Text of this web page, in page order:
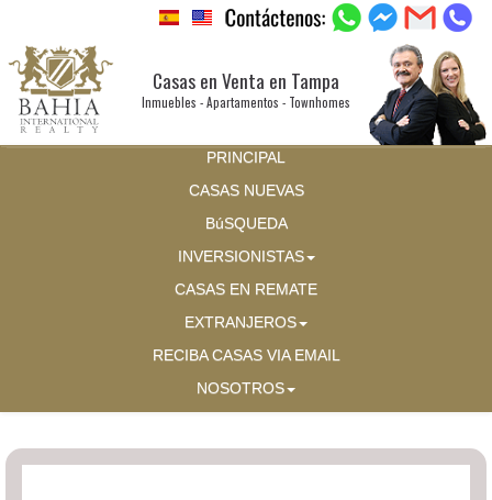
Casas en Venta en Tampa
Inmuebles - Apartamentos - Townhomes
PRINCIPAL
CASAS NUEVAS
BúSQUEDA
INVERSIONISTAS
CASAS EN REMATE
EXTRANJEROS
RECIBA CASAS VIA EMAIL
NOSOTROS